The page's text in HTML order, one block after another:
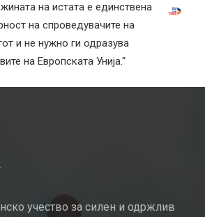
на истата е единствена
на спроведувачите на
и не нужно ги одразува
на Европската Унија.“
учество за силен и одржлив